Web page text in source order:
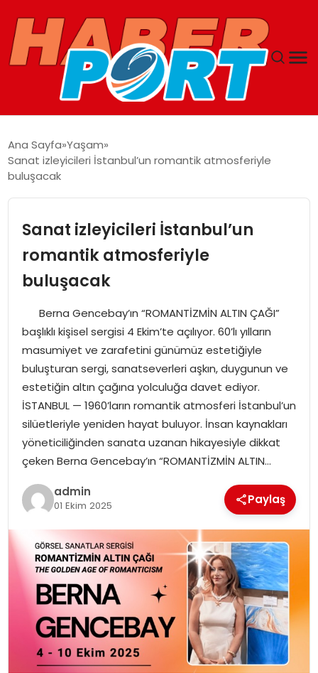
GUNCEL
SPOR
MAGAZIN
SPOR
EĞITIM
OTOMOBIL
TEKNOLOJI
EKONOMI
Ana Sayfa Yaşam
Sanat izleyicileri İstanbul’un romantik atmosferiyle
buluşacak
Sanat izleyicileri İstanbul’un
romantik atmosferiyle
buluşacak
Berna Gencebay’ın “ROMANTİZMİN ALTIN ÇAĞI”
başlıklı kişisel sergisi 4 Ekim’te açılıyor. 60’lı yılların
masumiyet ve zarafetini günümüz estetiğiyle
buluşturan sergi, sanatseverleri aşkın, duygunun ve
estetiğin altın çağına yolculuğa davet ediyor.
İSTANBUL — 1960’ların romantik atmosferi İstanbul’un
silüetleriyle yeniden hayat buluyor. İnsan kaynakları
yöneticiliğinden sanata uzanan hikayesiyle dikkat
çeken Berna Gencebay’ın “ROMANTİZMİN ALTIN…
admin
01 Ekim 2025 Paylaş